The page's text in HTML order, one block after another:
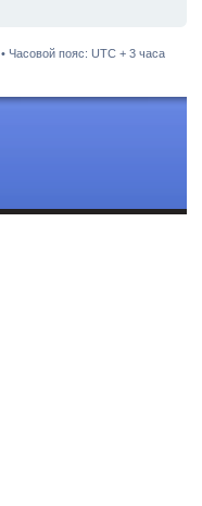
• Часовой пояс: UTC + 3 часа